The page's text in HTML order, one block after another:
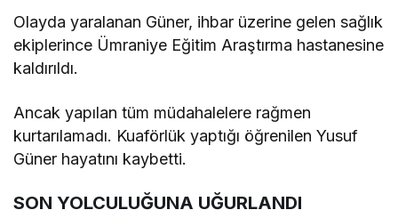
Olayda yaralanan Güner, ihbar üzerine gelen sağlık
ekiplerince Ümraniye Eğitim Araştırma hastanesine
kaldırıldı.
Ancak yapılan tüm müdahalelere rağmen
kurtarılamadı. Kuaförlük yaptığı öğrenilen Yusuf
Güner hayatını kaybetti.
SON YOLCULUĞUNA UĞURLANDI